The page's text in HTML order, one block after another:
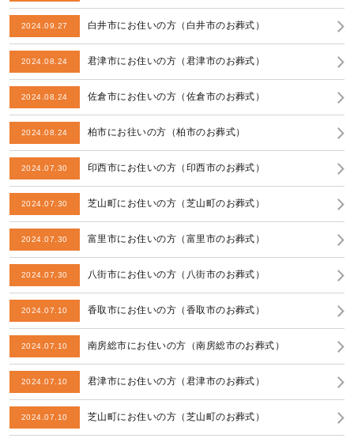
2024.09.27 白井市にお住いの方（白井市のお葬式）
2024.08.24 君津市にお住いの方（君津市のお葬式）
2024.08.24 佐倉市にお住いの方（佐倉市のお葬式）
2024.08.24 柏市にお往いの方（柏市のお葬式）
2024.07.30 印西市にお住いの方（印西市のお葬式）
2024.07.30 芝山町にお住いの方（芝山町のお葬式）
2024.07.30 富里市にお住いの方（富里市のお葬式）
2024.07.30 八街市にお住いの方（八街市のお葬式）
2024.07.10 香取市にお住いの方（香取市のお葬式）
2024.07.10 南房総市にお住いの方（南房総市のお葬式）
2024.07.10 君津市にお住いの方（君津市のお葬式）
2024.07.10 芝山町にお住いの方（芝山町のお葬式）